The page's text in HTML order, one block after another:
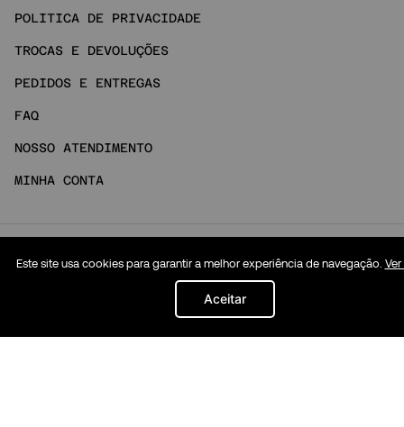
POLITICA DE PRIVACIDADE
TROCAS E DEVOLUÇÕES
PEDIDOS E ENTREGAS
FAQ
NOSSO ATENDIMENTO
MINHA CONTA
Social
Este site usa cookies para garantir a melhor experiência de navegação.
Aceitar